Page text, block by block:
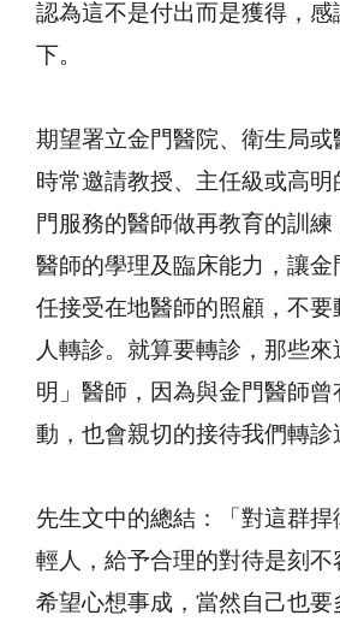
認為這不是付出而是獲得，感
下。
期望署立金門醫院、衛生局或
時常邀請教授、主任級或高
門服務的醫師做再教育的訓練
醫師的學理及臨床能力，讓
任接受在地醫師的照顧，不要
人轉診。就算要轉診，那些
明」醫師，因為與金門醫師曾
動，也會親切的接待我們轉診
先生文中的總結：「對這群
輕人，給予合理的對待是刻不
希望心想事成，當然自己也